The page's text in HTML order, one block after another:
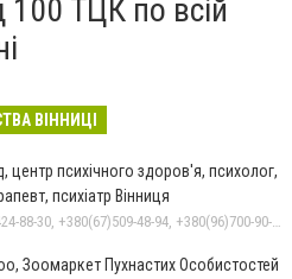
100 ТЦК по всій
ВІННИЦІ
центр психічного здоров'я, психолог,
психіатр Вінниця
+380(63)424-88-30, +380(67)509-48-94, +380(96)700-90-01
Зоомаркет Пухнастих Особистостей